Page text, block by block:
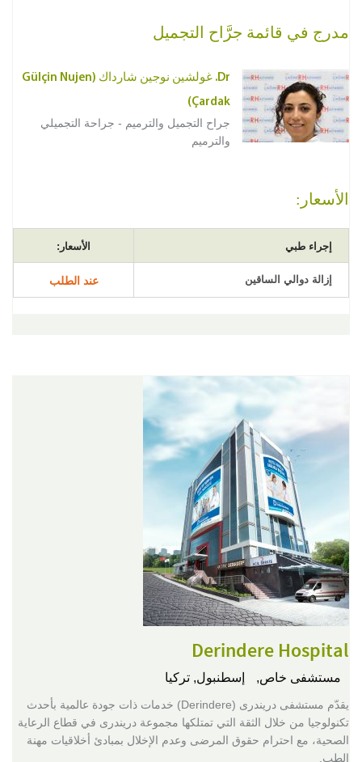
مدرج في قائمة جرَّاح التجميل
Dr. غولشين نوجين شارداك (Gülçin Nujen
Çardak)
جراح التجميل والترميم - جراحة التجميلي
والترميم
الأسعار:
إجراء طبي الأسعار:
إزالة دوالي الساقين عند الطلب
Derindere Hospital
مستشفى خاص, إسطنبول, تركيا
يقدّم مستشفى دريندرى (Derindere) خدمات ذات جودة عالمية بأحدث
تكنولوجيا من خلال الثقة التي تمتلكها مجموعة دريندرى في قطاع الرعاية
الصحية، مع احترام حقوق المرضى وعدم الإخلال بمبادئ أخلاقيات مهنة
الطب.